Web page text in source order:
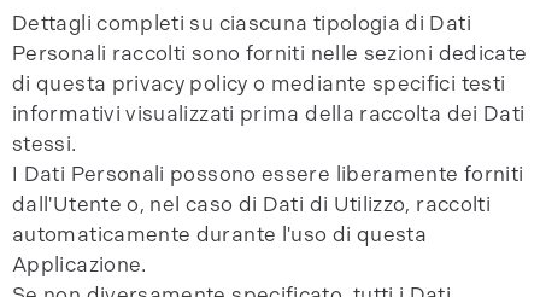
Dettagli completi su ciascuna tipologia di Dati
Personali raccolti sono forniti nelle sezioni dedicate
di questa privacy policy o mediante specifici testi
informativi visualizzati prima della raccolta dei Dati
stessi.
I Dati Personali possono essere liberamente forniti
dall'Utente o, nel caso di Dati di Utilizzo, raccolti
automaticamente durante l'uso di questa
Applicazione.